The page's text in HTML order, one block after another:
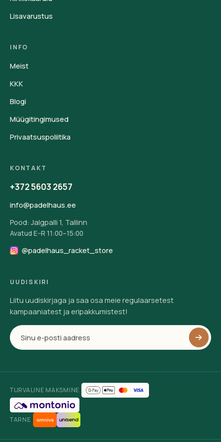
Lisavarustus
INFO
Meist
KKK
Blogi
Müügitingimused
Privaatsuspoliitika
KONTAKT
+372 5603 2657
info@padelhaus.ee
Pood: Jalgpalli 1, Tallinn
Avatud E–R 11:00–15:00
@padelhaus_racket_store
UUDISKIRI
Liitu uudiskirjaga ja saa osa meie regulaarsetest
kampaaniatest ja eripakkumistest!
TURVALINE MAKSMINE
TARNE